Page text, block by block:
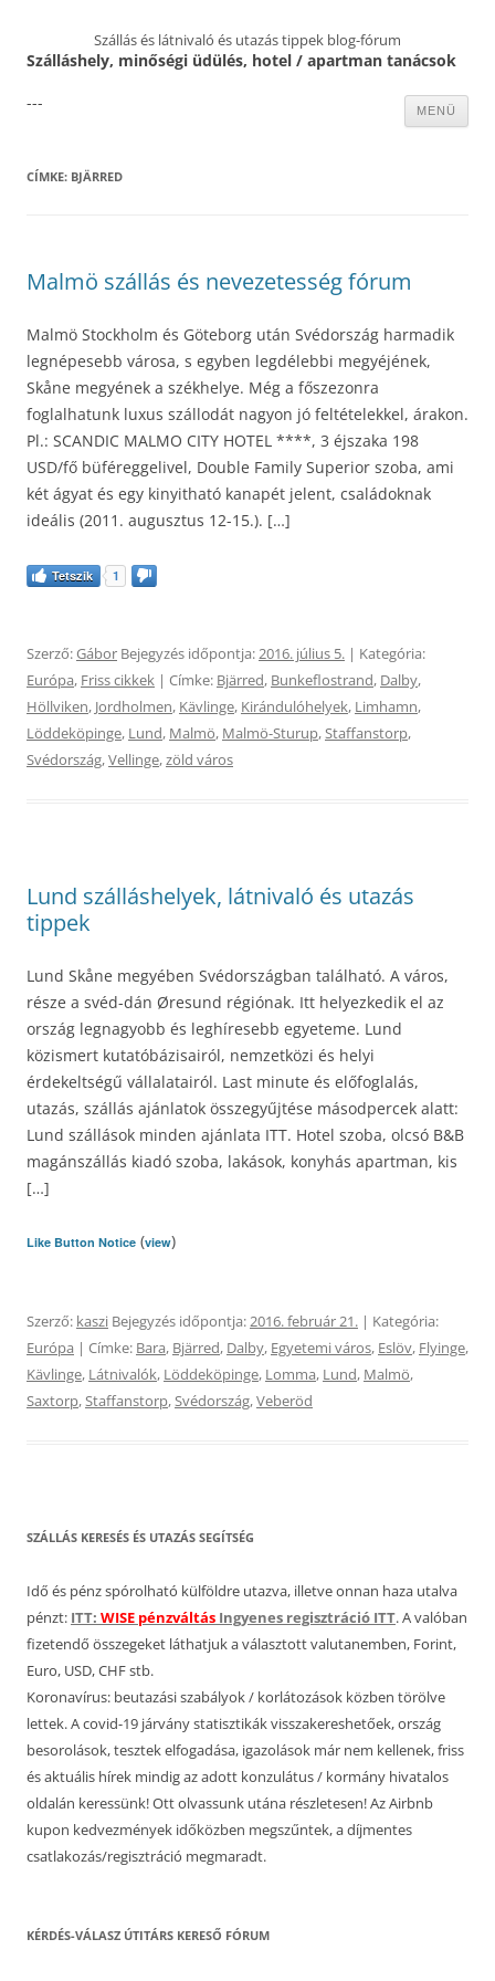
Szállás és látnivaló és utazás tippek blog-fórum
Szálláshely, minőségi üdülés, hotel / apartman tanácsok
MENÜ
---
CÍMKE: BJÄRRED
Malmö szállás és nevezetesség fórum
Malmö Stockholm és Göteborg után Svédország harmadik
legnépesebb városa, s egyben legdélebbi megyéjének,
Skåne megyének a székhelye. Még a főszezonra
foglalhatunk luxus szállodát nagyon jó feltételekkel, árakon.
Pl.: SCANDIC MALMO CITY HOTEL ****, 3 éjszaka 198
USD/fő büféreggelivel, Double Family Superior szoba, ami
két ágyat és egy kinyitható kanapét jelent, családoknak
ideális (2011. augusztus 12-15.). […]
Tetszik 1
Szerző:Gábor Bejegyzés időpontja:2016. július 5. | Kategória:
Európa, Friss cikkek | Címke: Bjärred, Bunkeflostrand, Dalby,
Höllviken, Jordholmen, Kävlinge, Kirándulóhelyek, Limhamn,
Löddeköpinge, Lund, Malmö, Malmö-Sturup,Staffanstorp,
Svédország,Vellinge,zöld város
Lund szálláshelyek, látnivaló és utazás
tippek
Lund Skåne megyében Svédországban található. A város,
része a svéd-dán Øresund régiónak. Itt helyezkedik el az
ország legnagyobb és leghíresebb egyeteme. Lund
közismert kutatóbázisairól, nemzetközi és helyi
érdekeltségű vállalatairól. Last minute és előfoglalás,
utazás, szállás ajánlatok összegyűjtése másodpercek alatt:
Lund szállások minden ajánlata ITT. Hotel szoba, olcsó B&B
magánszállás kiadó szoba, lakások, konyhás apartman, kis
[…]
Like Button Notice (view)
Szerző: kaszi Bejegyzés időpontja:2016. február 21. | Kategória:
Európa | Címke: Bara, Bjärred, Dalby, Egyetemi város, Eslöv, Flyinge,
Kävlinge, Látnivalók, Löddeköpinge, Lomma, Lund, Malmö,
Saxtorp,Staffanstorp,Svédország,Veberöd
SZÁLLÁS KERESÉS ÉS UTAZÁS SEGÍTSÉG
Idő és pénz spórolható külföldre utazva, illetve onnan haza utalva
pénzt: ITT: WISE pénzváltás Ingyenes regisztráció ITT. A valóban
fizetendő összegeket láthatjuk a választott valutanemben, Forint,
Euro, USD, CHF stb.
Koronavírus: beutazási szabályok / korlátozások közben törölve
lettek. A covid-19 járvány statisztikák visszakereshetőek, ország
besorolások, tesztek elfogadása, igazolások már nem kellenek, friss
és aktuális hírek mindig az adott konzulátus / kormány hivatalos
oldalán keressünk! Ott olvassunk utána részletesen! Az Airbnb
kupon kedvezmények időközben megszűntek, a díjmentes
csatlakozás/regisztráció megmaradt.
KÉRDÉS-VÁLASZ ÚTITÁRS KERESŐ FÓRUM